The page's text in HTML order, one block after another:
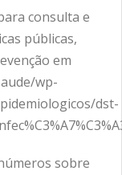
consulta e
públicas,
em
wp-
dst-
sobre